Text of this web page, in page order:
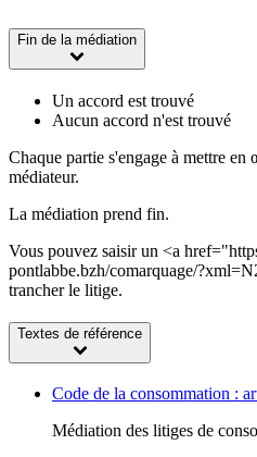
Fin de la médiation
Un accord est trouvé
Aucun accord n'est trouvé
Chaque partie s'engage à mettre
médiateur.
La médiation prend fin.
Vous pouvez saisir un <a
pontlabbe.bzh/comarquage/
trancher le litige.
Textes de référence
Code de la consommation :
Médiation des litiges de